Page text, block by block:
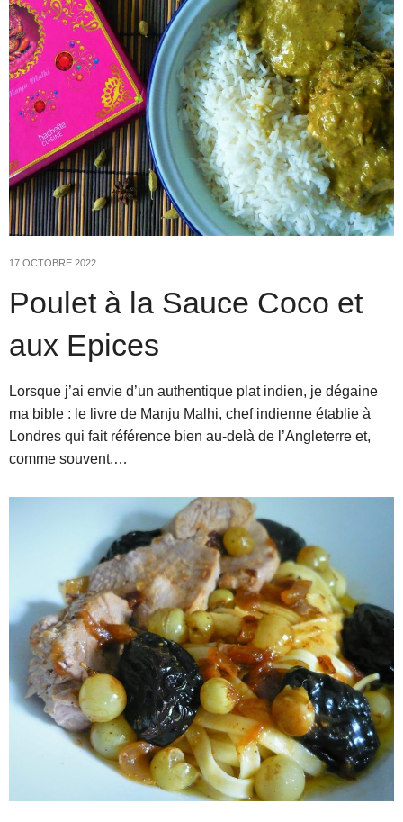
17 OCTOBRE 2022
Poulet à la Sauce Coco et
aux Epices
Lorsque j’ai envie d’un authentique plat indien, je dégaine
ma bible : le livre de Manju Malhi, chef indienne établie à
Londres qui fait référence bien au-delà de l’Angleterre et,
comme souvent,…